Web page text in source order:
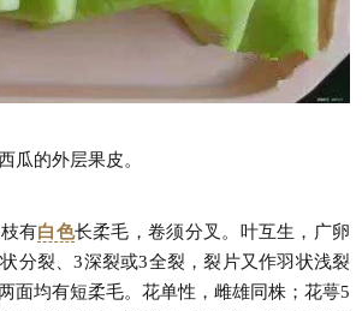
瓜的外层果皮。
有白色长柔毛，卷须分叉。叶互生，广卵
分裂、3深裂或3全裂，裂片又作羽状浅裂
面均有短柔毛。花单性，雌雄同株；花萼5